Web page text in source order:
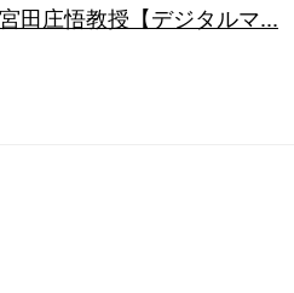
田庄悟教授【デジタルマ...